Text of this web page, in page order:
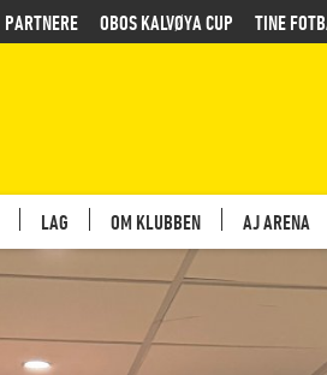
PARTNERE OBOS KALVØYA CUP TINE
LAG OM KLUBBEN AJ ARENA